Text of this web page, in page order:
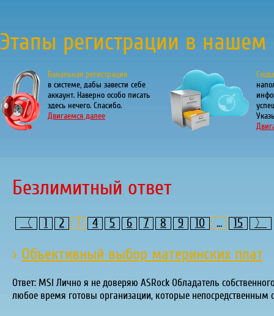
Этапы регистрации в нашем
Банальная регистрация
в системе, дабы завести себе
аккаунт. Наверно особо писать
здесь нечего. Спасибо.
Двигаемся далее
Безлимитный ответ
〈 1 2 3 4 5 6 7 8 9 10 ... 15 〉
› Объективный выбор материнских плат
Ответ: MSI Лично я не доверяю ASRock Обладатель
любое время готовы организации, которые непосредственным